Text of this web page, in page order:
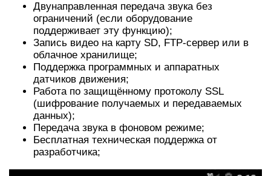
Двунаправленная передача звука без
ограничений (если оборудование
поддерживает эту функцию);
Запись видео на карту SD, FTP-сервер или в
облачное хранилище;
Поддержка программных и аппаратных
датчиков движения;
Работа по защищённому протоколу SSL
(шифрование получаемых и передаваемых
данных);
Передача звука в фоновом режиме;
Бесплатная техническая поддержка от
разработчика;